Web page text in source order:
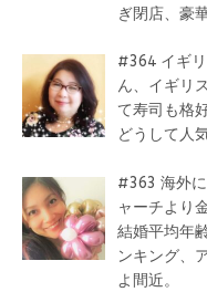
ぎ閉店、豪
#364 イギ
ん、イギリ
て寿司も格
どうして人
#363 海外
ャーチより
結婚平均年
ンキング、
よ間近。